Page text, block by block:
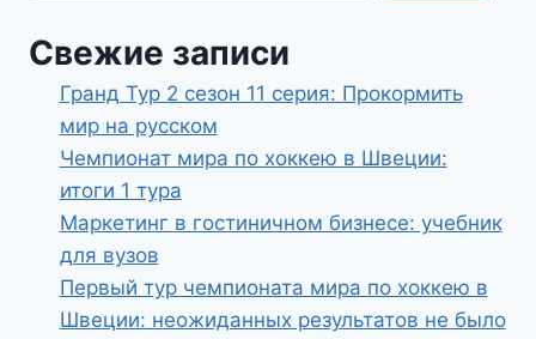
Свежие записи
Гранд Тур 2 сезон 11 серия: Прокормить
мир на русском
Чемпионат мира по хоккею в Швеции:
итоги 1 тура
Маркетинг в гостиничном бизнесе: учебник
для вузов
Первый тур чемпионата мира по хоккею в
Швеции: неожиданных результатов не было